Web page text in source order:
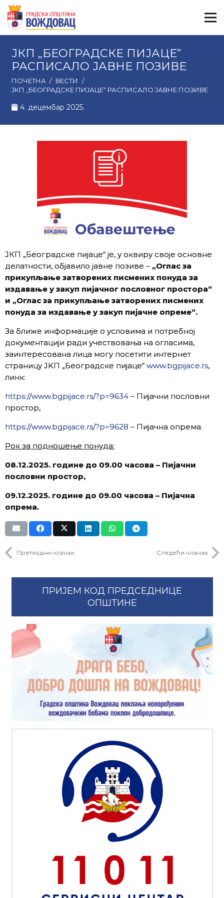
ЈКП „БЕОГРАДСКЕ ПИЈАЦЕ“
РАСПИСАЛО ЈАВНЕ ПОЗИВЕ
ПОЧЕТНА / ВЕСТИ
/
ЈКП „БЕОГРАДСКЕ ПИЈАЦЕ“ РАСПИСАЛО ЈАВНЕ ПОЗИВЕ
4. децембар 2025.
ЈКП „Београдске пијаце“ је, у оквиру своје основне
делатности, објавило јавне позиве – „Оглас за
прикупљање затворених писмених понуда за
издавање у закуп пијачног пословног простора“
и „Оглас за прикупљање затворених писмених
понуда за издавање у закуп пијачне опреме“.
За ближе информације о условима и потребној
документацији ради учествовања на огласима,
заинтересована лица могу посетити интернет
страницу JKП „Београдске пијаце“ www.bgpijace.rs,
линк:
https://www.bgpijace.rs/?p=9634 – Пијачни пословни
простор,
https://www.bgpijace.rs/?p=9628 – Пијачна опрема.
Рок за подношење понуда:
08.12.2025. године до 09.00 часова – Пијачни
пословни простор,
09.12.2025. године до 09.00 часова – Пијачна
опрема.
Претходни чланак Следећи чланак
ПРИЈЕМ КОД ПРЕДСЕДНИЦЕ
ОПШТИНЕ